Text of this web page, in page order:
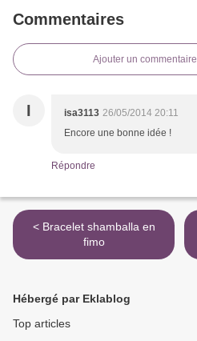
Commentaires
Ajouter un commentaire
I isa3113 26/05/2014 20:11
Encore une bonne idée !
Répondre
< Bracelet shamballa en
fimo
Hébergé par Eklablog
Top articles